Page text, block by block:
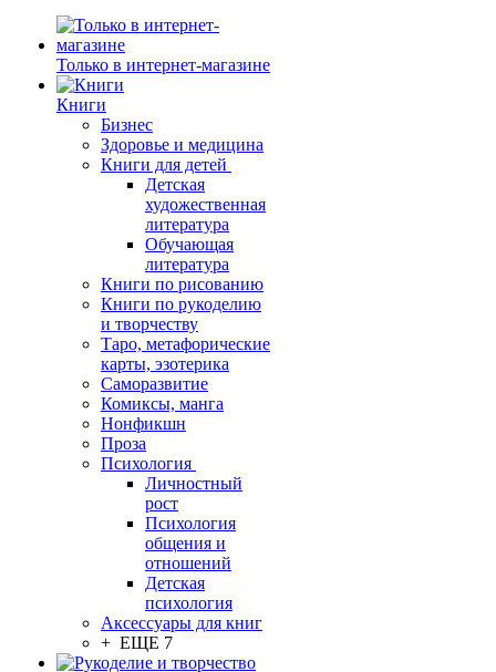
Только в интернет-магазине
Книги
Бизнес
Здоровье и медицина
Книги для детей
Детская
художественная
литература
Обучающая
литература
Книги по рисованию
Книги по рукоделию
и творчеству
Таро, метафорические
карты, эзотерика
Саморазвитие
Комиксы, манга
Нонфикшн
Проза
Психология
Личностный
рост
Психология
общения и
отношений
Детская
психология
Аксессуары для книг
+ ЕЩЕ 7